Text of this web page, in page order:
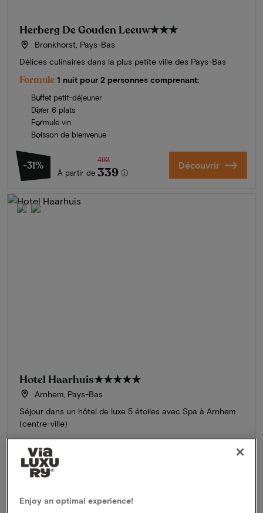
Herberg De Gouden Leeuw★★★
Bronkhorst, Pays-Bas
Délices culinaires dans la plus petite ville des Pays-Bas
Formule 1 nuit pour 2 personnes comprenant:
Buffet petit-déjeuner
Dîner 6 plats
Formule vin
Boisson de bienvenue
-31%
À partir de
492
339 Découvrir
Hotel Haarhuis★★★★★
Arnhem, Pays-Bas
Séjour dans un hôtel de luxe 5 étoiles avec Spa à Arnhem
(centre-ville)
Formule 1 nuit pour 2 personnes comprenant:
Petit déjeuner copieux
Dîner gastronomique
Bar sur le toit
Enjoy an optimal experience!